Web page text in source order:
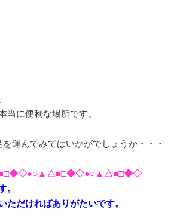
当に便利な場所です。
運んでみてはいかがでしょうか・・・
。
ただければありがたいです。